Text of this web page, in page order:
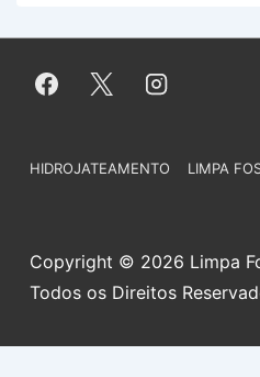
Menu
Rodapé
HIDROJATEAMENTO LIMPA
Copyright © 2026 Limpa
Todos os Direitos